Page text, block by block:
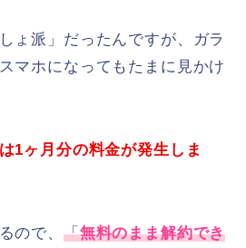
ょ派」だったんですが、ガラ
マホになってもたまに見かけ
1ヶ月分の料金が発生しま
ので、 「無料のまま解約でき